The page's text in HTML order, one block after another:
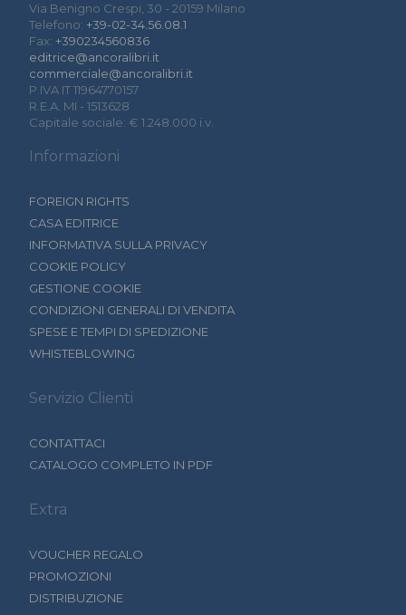
Via Benigno Crespi, 30 - 20159 Milano
Telefono: +39-02-34.56.08.1
Fax: +390234560836
editrice@ancoralibri.it
commerciale@ancoralibri.it
P.IVA IT 11964770157
R.E.A. MI - 1513628
Capitale sociale: € 1.248.000 i.v.
Informazioni
FOREIGN RIGHTS
CASA EDITRICE
INFORMATIVA SULLA PRIVACY
COOKIE POLICY
GESTIONE COOKIE
CONDIZIONI GENERALI DI VENDITA
SPESE E TEMPI DI SPEDIZIONE
WHISTEBLOWING
Servizio Clienti
CONTATTACI
CATALOGO COMPLETO IN PDF
Extra
VOUCHER REGALO
PROMOZIONI
DISTRIBUZIONE